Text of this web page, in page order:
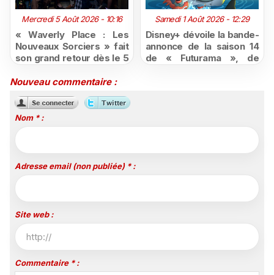
Mercredi 5 Août 2026 - 10:16
« Waverly Place : Les
Nouveaux Sorciers » fait
son grand retour dès le 5
26 octobre sur Disney
Samedi 1 Août 2026 - 12:29
Disney+ dévoile la bande-
annonce de la saison 14
de « Futurama », de
Nouveau commentaire :
Nom * :
Adresse email (non publiée) * :
Site web :
Commentaire * :